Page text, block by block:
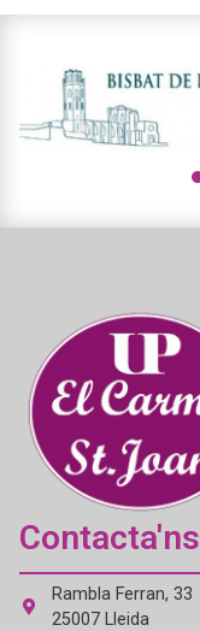
Contacta'ns
Rambla Ferran, 33
25007 Lleida